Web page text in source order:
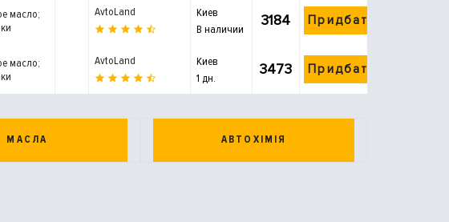
масло;
AvtoLand
Киев
В наличии
3184 Придбати
масло;
AvtoLand
Киев
1 дн.
3473 Придбати
МАСЛА АВТОХІМІЯ